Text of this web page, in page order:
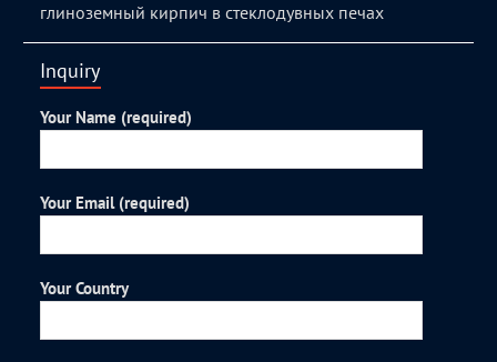
глиноземный кирпич в стеклодувных печах
Inquiry
Your Name (required)
Your Email (required)
Your Country